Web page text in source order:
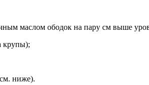
маслом ободок на пару см выше
крупы);
ниже).